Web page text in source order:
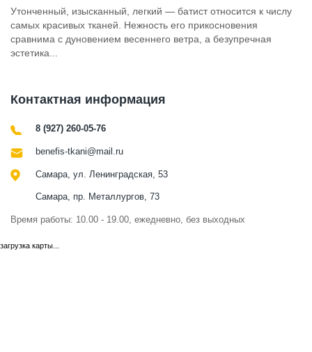
Утонченный, изысканный, легкий — батист относится к числу
самых красивых тканей. Нежность его прикосновения
сравнима с дуновением весеннего ветра, а безупречная
эстетика...
Контактная информация
8 (927) 260-05-76
benefis-tkani@mail.ru
Самара, ул. Ленинградская, 53
Самара, пр. Металлургов, 73
Время работы: 10.00 - 19.00, ежедневно, без выходных
загрузка карты...